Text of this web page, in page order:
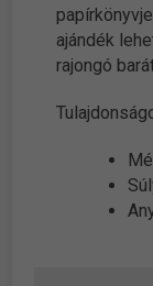
ajándék
rajongó